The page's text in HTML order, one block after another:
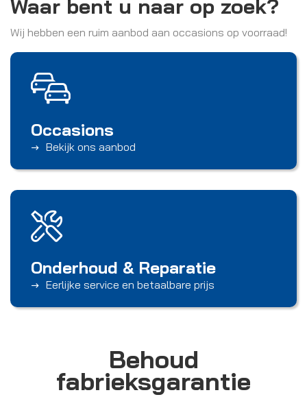
Waar bent u naar op zoek?
Wij hebben een ruim aanbod aan occasions op voorraad!
Occasions
Bekijk ons aanbod
Onderhoud & Reparatie
Eerlijke service en betaalbare prijs
Behoud
fabrieksgarantie